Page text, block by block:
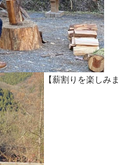
【薪割りを楽しみま